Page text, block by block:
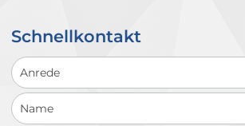
Schnellkontakt
Schnellkontakt